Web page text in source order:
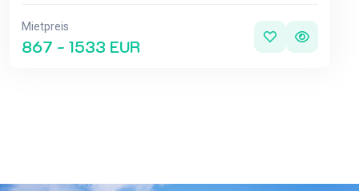
Mietpreis
867 - 1533 EUR